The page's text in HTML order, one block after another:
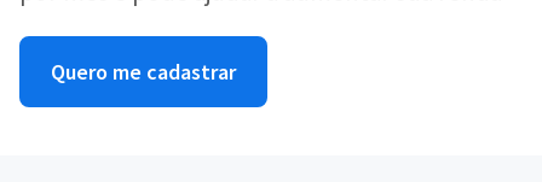
Quero me cadastrar